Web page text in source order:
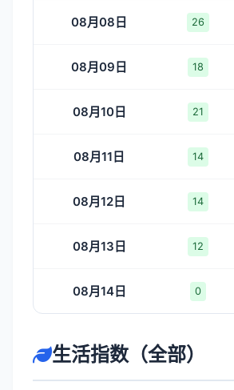
08月08日 26
08月09日 18
08月10日 21
08月11日 14
08月12日 14
08月13日 12
08月14日 0
生活指数（全部）